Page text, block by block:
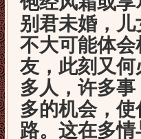
别君未婚，
不大可能体
友，此刻又
多人，许多
多的机会，
路。这在多